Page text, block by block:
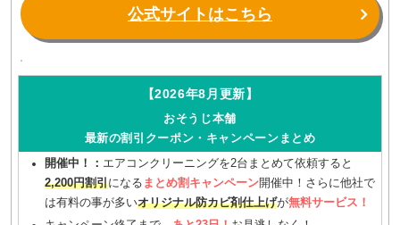
公式サイトはこちら
【2026年8月更新】
おそうじ本舗
最新の割引クーポン・キャンペーンまとめ
開催中！： エアコンクリーニングを2台まとめて依頼すると
2,200円割引になる まとめ割キャンペーン開催中！さらに他社で
は有料の事が多いオリジナル防カビ剤仕上げが無料サービス！